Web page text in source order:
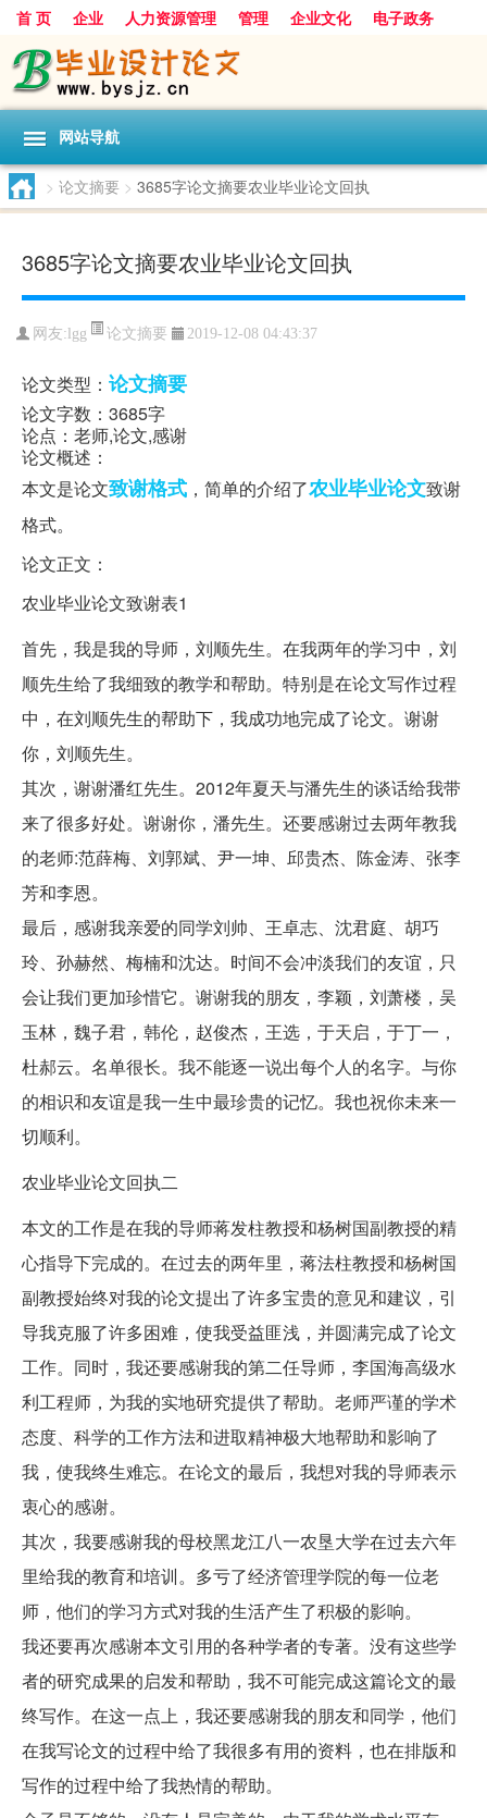
首 页 企业 人力资源管理 管理 企业文化
电子政务
数据
旅游 项目 浅谈 发展
网站导航
> 论文摘要 > 3685字论文摘要农业毕业论文回执
3685字论文摘要农业毕业论文回执
网友: lgg 论文摘要 2019-12-08 04:43:37
论文类型： 论文摘要
论文字数：3685字
论点：老师,论文,感谢
论文概述：
本文是论文致谢格式 ，简单的介绍了农业毕业论文致谢
格式。
论文正文：
农业毕业论文致谢表1
首先，我是我的导师，刘顺先生。在我两年的学习中，刘
顺先生给了我细致的教学和帮助。特别是在论文写作过程
中，在刘顺先生的帮助下，我成功地完成了论文。谢谢
你，刘顺先生。
其次，谢谢潘红先生。2012年夏天与潘先生的谈话给我带
来了很多好处。谢谢你，潘先生。还要感谢过去两年教我
的老师:范薛梅、刘郭斌、尹一坤、邱贵杰、陈金涛、张李
芳和李恩。
最后，感谢我亲爱的同学刘帅、王卓志、沈君庭、胡巧
玲、孙赫然、梅楠和沈达。时间不会冲淡我们的友谊，只
会让我们更加珍惜它。谢谢我的朋友，李颖，刘萧楼，吴
玉林，魏子君，韩伦，赵俊杰，王选，于天启，于丁一，
杜郝云。名单很长。我不能逐一说出每个人的名字。与你
的相识和友谊是我一生中最珍贵的记忆。我也祝你未来一
切顺利。
农业毕业论文回执二
本文的工作是在我的导师蒋发柱教授和杨树国副教授的精
心指导下完成的。在过去的两年里，蒋法柱教授和杨树国
副教授始终对我的论文提出了许多宝贵的意见和建议，引
导我克服了许多困难，使我受益匪浅，并圆满完成了论文
工作。同时，我还要感谢我的第二任导师，李国海高级水
利工程师，为我的实地研究提供了帮助。老师严谨的学术
态度、科学的工作方法和进取精神极大地帮助和影响了
我，使我终生难忘。在论文的最后，我想对我的导师表示
衷心的感谢。
其次，我要感谢我的母校黑龙江八一农垦大学在过去六年
里给我的教育和培训。多亏了经济管理学院的每一位老
师，他们的学习方式对我的生活产生了积极的影响。
我还要再次感谢本文引用的各种学者的专著。没有这些学
者的研究成果的启发和帮助，我不可能完成这篇论文的最
终写作。在这一点上，我还要感谢我的朋友和同学，他们
在我写论文的过程中给了我很多有用的资料，也在排版和
写作的过程中给了我热情的帮助。